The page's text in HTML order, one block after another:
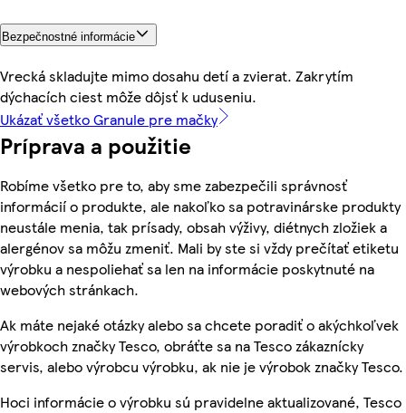
Bezpečnostné informácie
Vrecká skladujte mimo dosahu detí a zvierat. Zakrytím
dýchacích ciest môže dôjsť k uduseniu.
Ukázať všetko Granule pre mačky
Príprava a použitie
Robíme všetko pre to, aby sme zabezpečili správnosť
informácií o produkte, ale nakoľko sa potravinárske produkty
neustále menia, tak prísady, obsah výživy, diétnych zložiek a
alergénov sa môžu zmeniť. Mali by ste si vždy prečítať etiketu
výrobku a nespoliehať sa len na informácie poskytnuté na
webových stránkach.
Ak máte nejaké otázky alebo sa chcete poradiť o akýchkoľvek
výrobkoch značky Tesco, obráťte sa na Tesco zákaznícky
servis, alebo výrobcu výrobku, ak nie je výrobok značky Tesco.
Hoci informácie o výrobku sú pravidelne aktualizované, Tesco